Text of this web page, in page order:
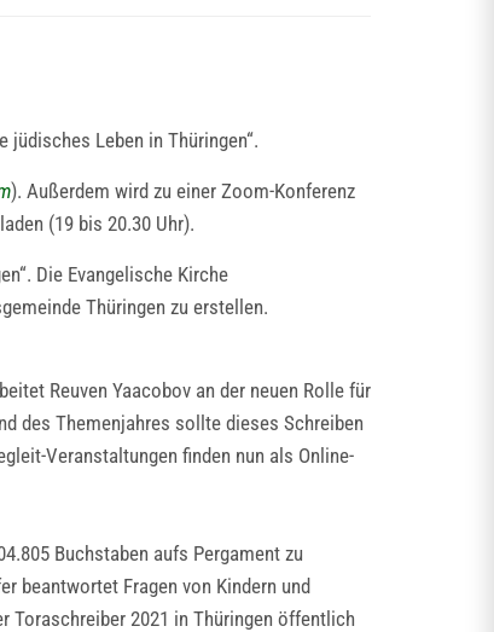
Leben in Thüringen“.
). Außerdem wird zu einer Zoom-Konferenz
(19 bis 20.30 Uhr).
Die Evangelische Kirche
Thüringen zu erstellen.
Reuven Yaacobov an der neuen Rolle für
des Themenjahres sollte dieses Schreiben
Veranstaltungen finden nun als Online-
Buchstaben aufs Pergament zu
beantwortet Fragen von Kindern und
Toraschreiber 2021 in Thüringen öffentlich